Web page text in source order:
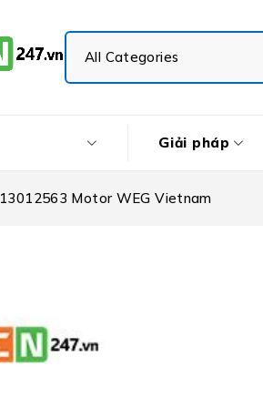
Giải pháp
13012563 Motor WEG Vietnam